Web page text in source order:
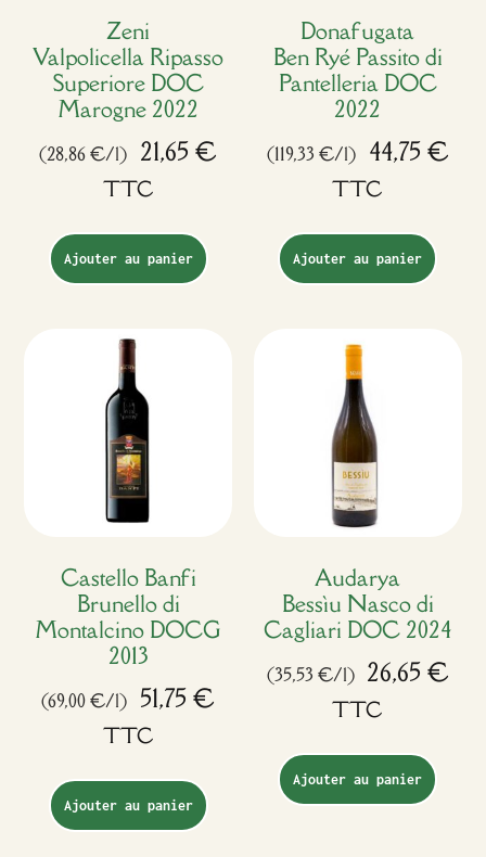
Zeni
Valpolicella Ripasso
Superiore DOC
Marogne 2022
(28,86 €/l) 21,65€
TTC
Ajouter au panier
Donafugata
Ben Ryé Passito di
Pantelleria DOC
2022
(119,33 €/l) 44,75€
TTC
Ajouter au panier
Castello Banfi
Brunello di
Montalcino DOCG
2013
(69,00 €/l) 51,75€
TTC
Ajouter au panier
Audarya
Bessìu Nasco di
Cagliari DOC 2024
(35,53 €/l) 26,65€
TTC
Ajouter au panier